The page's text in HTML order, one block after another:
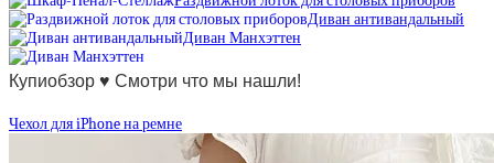
Диван антивандальный
Диван Манхэттен
Купиобзор ♥ Смотри что мы нашли!
Чехол для iPhone на ремне